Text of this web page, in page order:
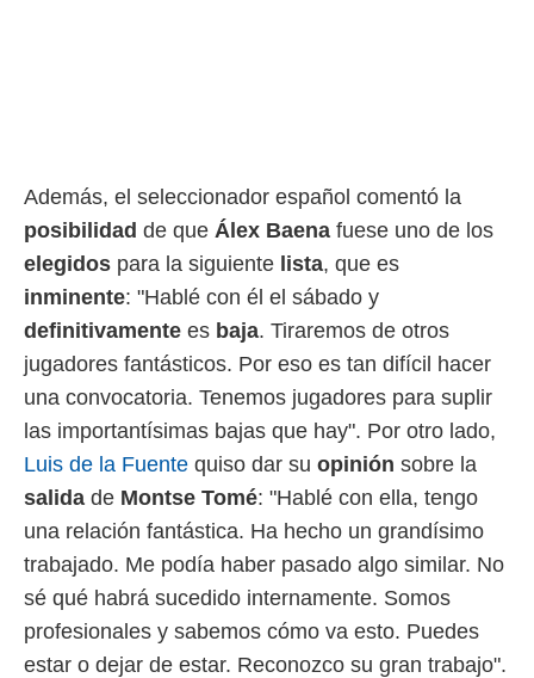
crear un
uso de
medir el
de la
de
o a través
de
de
de
uso de
con el
Además, el seleccionador español comentó la
posibilidad de que Álex Baena fuese uno de los
elegidos para la siguiente lista, que es
inminente: "Hablé con él el sábado y
definitivamente es baja. Tiraremos de otros
jugadores fantásticos. Por eso es tan difícil hacer
una convocatoria. Tenemos jugadores para suplir
las importantísimas bajas que hay". Por otro lado,
Luis de la Fuente quiso dar su opinión sobre la
salida de Montse Tomé: "Hablé con ella, tengo
una relación fantástica. Ha hecho un grandísimo
trabajado. Me podía haber pasado algo similar. No
sé qué habrá sucedido internamente. Somos
profesionales y sabemos cómo va esto. Puedes
estar o dejar de estar. Reconozco su gran trabajo".